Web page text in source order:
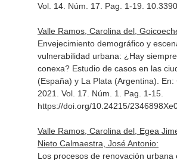
Vol. 14. Núm. 17. Pag. 1-19.
Valle Ramos, Carolina del,
Envejecimiento demográfico y
vulnerabilidad urbana: ¿Hay
conexa? Estudio de casos en las
(España) y La Plata (Argentina). En:
2021. Vol. 17. Núm. 1. Pag. 1-15.
https://doi.org/10.24215/
Valle Ramos, Carolina del, Egea
Nieto Calmaestra, José Antonio:
Los procesos de renovación urbana